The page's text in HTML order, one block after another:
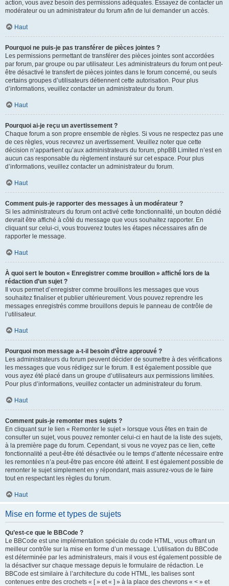
action, vous avez besoin des permissions adéquates. Essayez de contacter un
modérateur ou un administrateur du forum afin de lui demander un accès.
Haut
Pourquoi ne puis-je pas transférer de pièces jointes ?
Les permissions permettant de transférer des pièces jointes sont accordées
par forum, par groupe ou par utilisateur. Les administrateurs du forum ont peut-
être désactivé le transfert de pièces jointes dans le forum concerné, ou seuls
certains groupes d’utilisateurs détiennent cette autorisation. Pour plus
d’informations, veuillez contacter un administrateur du forum.
Haut
Pourquoi ai-je reçu un avertissement ?
Chaque forum a son propre ensemble de règles. Si vous ne respectez pas une
de ces règles, vous recevrez un avertissement. Veuillez noter que cette
décision n’appartient qu’aux administrateurs du forum, phpBB Limited n’est en
aucun cas responsable du règlement instauré sur cet espace. Pour plus
d’informations, veuillez contacter un administrateur du forum.
Haut
Comment puis-je rapporter des messages à un modérateur ?
Si les administrateurs du forum ont activé cette fonctionnalité, un bouton dédié
devrait être affiché à côté du message que vous souhaitez rapporter. En
cliquant sur celui-ci, vous trouverez toutes les étapes nécessaires afin de
rapporter le message.
Haut
À quoi sert le bouton « Enregistrer comme brouillon » affiché lors de la
rédaction d’un sujet ?
Il vous permet d’enregistrer comme brouillons les messages que vous
souhaitez finaliser et publier ultérieurement. Vous pouvez reprendre les
messages enregistrés comme brouillons depuis le panneau de contrôle de
l’utilisateur.
Haut
Pourquoi mon message a-t-il besoin d’être approuvé ?
Les administrateurs du forum peuvent décider de soumettre à des vérifications
les messages que vous rédigez sur le forum. Il est également possible que
vous ayez été placé dans un groupe d’utilisateurs aux permissions limitées.
Pour plus d’informations, veuillez contacter un administrateur du forum.
Haut
Comment puis-je remonter mes sujets ?
En cliquant sur le lien « Remonter le sujet » lorsque vous êtes en train de
consulter un sujet, vous pouvez remonter celui-ci en haut de la liste des sujets,
à la première page du forum. Cependant, si vous ne voyez pas ce lien, cette
fonctionnalité a peut-être été désactivée ou le temps d’attente nécessaire entre
les remontées n’a peut-être pas encore été atteint. Il est également possible de
remonter le sujet simplement en y répondant, mais assurez-vous de le faire
tout en respectant les règles du forum.
Haut
Mise en forme et types de sujets
Qu’est-ce que le BBCode ?
Le BBCode est une implémentation spéciale du code HTML, vous offrant un
meilleur contrôle sur la mise en forme d’un message. L’utilisation du BBCode
est déterminée par les administrateurs, mais il vous est également possible de
la désactiver sur chaque message depuis le formulaire de rédaction. Le
BBCode est similaire à l’architecture du code HTML, les balises sont
contenues entre des crochets « [ » et « ] » à la place des chevrons « < » et